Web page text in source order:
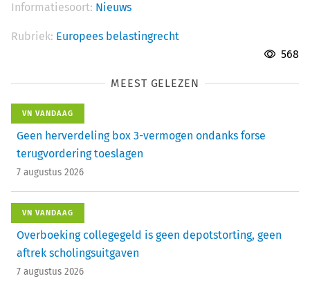
Informatiesoort: Nieuws
Rubriek: Europees belastingrecht
568
MEEST GELEZEN
VN VANDAAG
Geen herverdeling box 3-vermogen ondanks forse
terugvordering toeslagen
7 augustus 2026
VN VANDAAG
Overboeking collegegeld is geen depotstorting, geen
aftrek scholingsuitgaven
7 augustus 2026